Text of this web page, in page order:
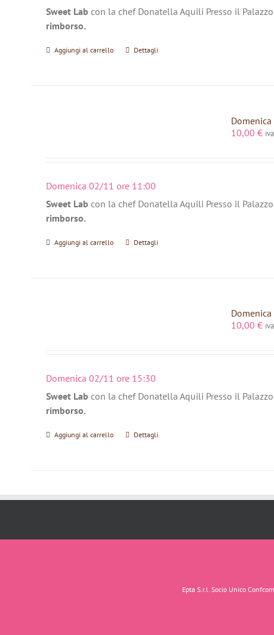
Sweet Lab con la chef Donatella Aquili Presso il
rimborso.
Aggiungi al carrello Dettagli
10,00 €
Domenica 02/11 ore 11:00
Sweet Lab con la chef Donatella Aquili Presso il
rimborso.
Aggiungi al carrello Dettagli
10,00 €
Domenica 02/11 ore 15:30
Sweet Lab con la chef Donatella Aquili Presso il
rimborso.
Aggiungi al carrello Dettagli
Epta S.r.l. Socio Unico